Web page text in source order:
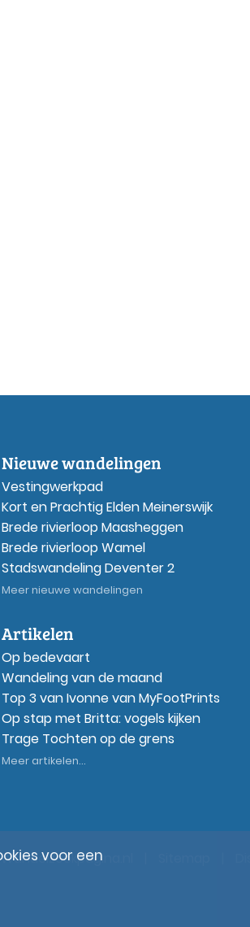
Nieuwe wandelingen
Vestingwerkpad
Kort en Prachtig Elden Meinerswijk
Brede rivierloop Maasheggen
Brede rivierloop Wamel
Stadswandeling Deventer 2
Meer nieuwe wandelingen
Artikelen
Op bedevaart
Wandeling van de maand
Top 3 van Ivonne van MyFootPrints
Op stap met Britta: vogels kijken
Trage Tochten op de grens
Meer artikelen...
voor een